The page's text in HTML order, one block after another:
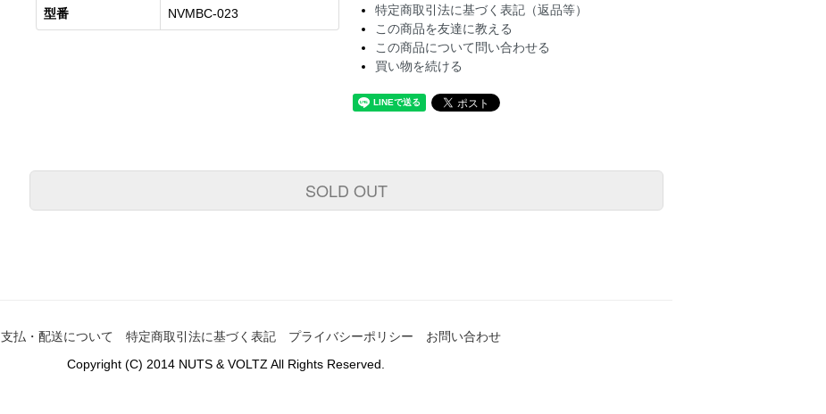
型番 NVMBC-023
特定商取引法に基づく表記（返品等）
この商品を友達に教える
この商品について問い合わせる
買い物を続ける
SOLD OUT
支払・配送について 特定商取引法に基づく表記 プライバシーポリシー
お問い合わせ
Copyright (C) 2014 NUTS & VOLTZ All Rights Reserved.